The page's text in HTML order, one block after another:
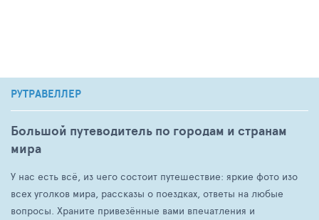
РУТРАВЕЛЛЕР
Большой путеводитель по городам и странам
мира
У нас есть всё, из чего состоит путешествие: яркие фото изо
всех уголков мира, рассказы о поездках, ответы на любые
вопросы. Храните привезённые вами впечатления и